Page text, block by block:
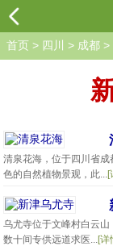
首页 > 四川 > 成都 >
清泉花海，位于四川省
色的自然植物景观，此...[
乌尤寺位于文峰村白云
数十间专供远道求医...[详